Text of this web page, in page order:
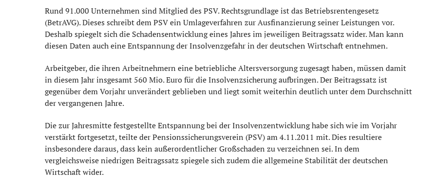
Rund 91.000 Unternehmen sind Mitglied des PSV. Rechtsgrundlage ist das Betriebsrentengesetz
(BetrAVG). Dieses schreibt dem PSV ein Umlageverfahren zur Ausfinanzierung seiner Leistungen vor.
Deshalb spiegelt sich die Schadensentwicklung eines Jahres im jeweiligen Beitragssatz wider. Man kann
diesen Daten auch eine Entspannung der Insolvenzgefahr in der deutschen Wirtschaft entnehmen.
Arbeitgeber, die ihren Arbeitnehmern eine betriebliche Altersversorgung zugesagt haben, müssen damit
in diesem Jahr insgesamt 560 Mio. Euro für die Insolvenzsicherung aufbringen. Der Beitragssatz ist
gegenüber dem Vorjahr unverändert geblieben und liegt somit weiterhin deutlich unter dem Durchschnitt
der vergangenen Jahre.
Die zur Jahresmitte festgestellte Entspannung bei der Insolvenzentwicklung habe sich wie im Vorjahr
verstärkt fortgesetzt, teilte der Pensionssicherungsverein (PSV) am 4.11.2011 mit. Dies resultiere
insbesondere daraus, dass kein außerordentlicher Großschaden zu verzeichnen sei. In dem
vergleichsweise niedrigen Beitragssatz spiegele sich zudem die allgemeine Stabilität der deutschen
Wirtschaft wider.